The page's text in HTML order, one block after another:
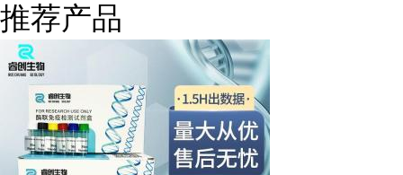
推荐产品